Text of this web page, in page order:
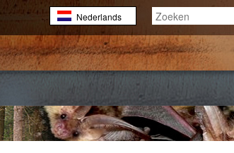
Nederlands
English
Français